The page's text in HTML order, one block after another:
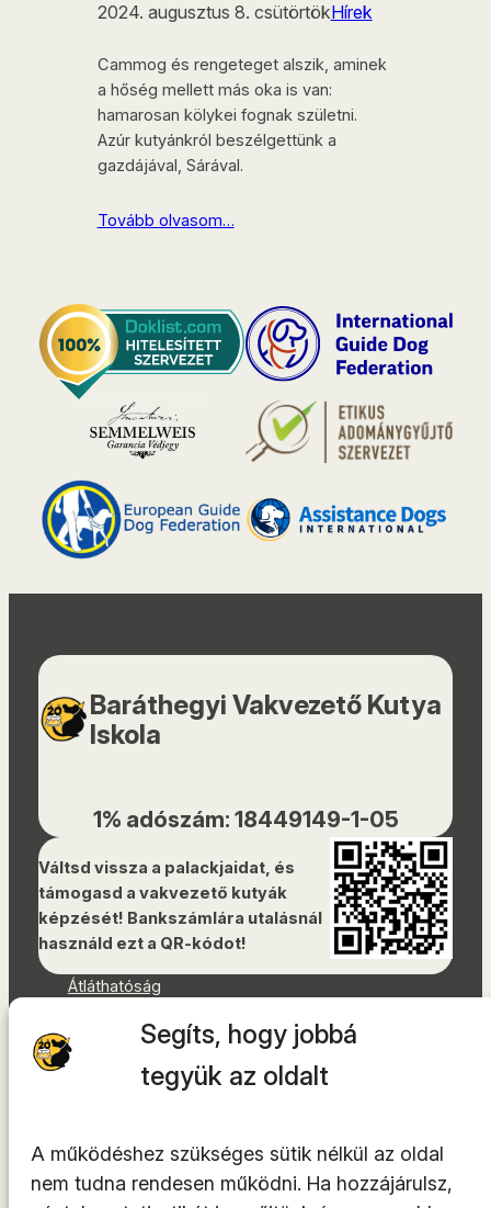
Segíts, hogy jobbá
tegyük az oldalt
A működéshez szükséges sütik nélkül az oldal
nem tudna rendesen működni. Ha hozzájárulsz,
2024. augusztus 8. csütörtökHírek
Cammog és rengeteget alszik, aminek
a hőség mellett más oka is van:
hamarosan kölykei fognak születni.
Azúr kutyánkról beszélgettünk a
gazdájával, Sárával.
Tovább olvasom…
Baráthegyi Vakvezető Kutya
Iskola
1% adószám: 18449149-1-05
Váltsd vissza a palackjaidat, és
támogasd a vakvezető kutyák
képzését! Bankszámlára utalásnál
használd ezt a QR-kódot!
Átláthatóság
Akadálymentességi nyilatkozat
Oldaltérkép
YouTube
LinkedIn